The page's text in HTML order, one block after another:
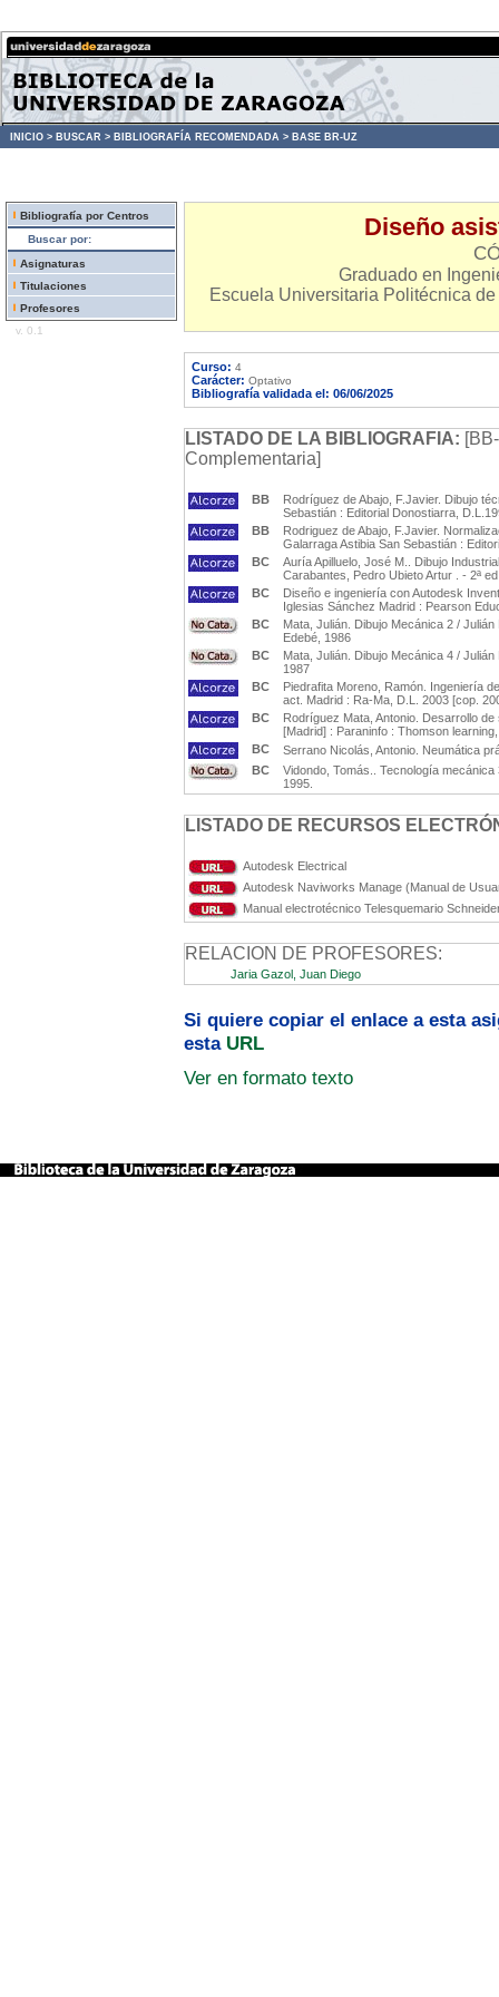
INICIO > BUSCAR > BIBLIOGRAFÍA RECOMENDADA > BASE BR-UZ
Bibliografía por Centros
Buscar por:
Asignaturas
Titulaciones
Profesores
v. 0.1
Diseño
Graduado en
Escuela Universitaria Politécnica
Curso: 4
Carácter: Optativo
Bibliografía validada el: 06/06/2025
LISTADO DE LA BIBLIOGRAFIA:
Complementaria]
BB
Rodríguez de Abajo, F.Javier. Dibujo
Sebastián : Editorial Donostiarra,
BB
Rodriguez de Abajo, F.Javier.
Galarraga Astibia San Sebastián :
BC
Auría Apilluelo, José M.. Dibujo
Carabantes, Pedro Ubieto Artur . - 2ª
BC
Diseño e ingeniería con Autodesk
Iglesias Sánchez Madrid : Pearson
BC
Mata, Julián. Dibujo Mecánica 2 /
Edebé, 1986
BC
Mata, Julián. Dibujo Mecánica 4 /
1987
BC
Piedrafita Moreno, Ramón. Ingeniería
act. Madrid : Ra-Ma, D.L. 2003 [cop.
BC
Rodríguez Mata, Antonio. Desarrollo
[Madrid] : Paraninfo : Thomson
BC
Serrano Nicolás, Antonio. Neumática
BC
Vidondo, Tomás.. Tecnología
1995.
LISTADO DE RECURSOS
Autodesk Electrical
Autodesk Naviworks Manage (Manual de
Manual electrotécnico Telesquemario
RELACION DE PROFESORES:
Jaria Gazol, Juan Diego
Si quiere copiar el enlace a esta
esta URL
Ver en formato texto